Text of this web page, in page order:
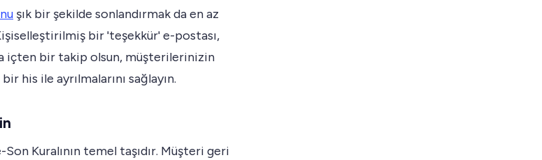
şık bir şekilde sonlandırmak da en az
bir 'teşekkür' e-postası,
içten bir takip olsun, müşterilerinizin
his ile ayrılmalarını sağlayın.
Kuralının temel taşıdır. Müşteri geri